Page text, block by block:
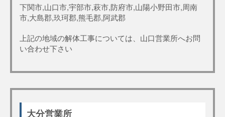
下関市,山口市,宇部市,萩市,防府市,山陽小野田市,周南
市,大島郡,玖珂郡,熊毛郡,阿武郡
上記の地域の解体工事については、山口営業所へお問
い合わせ下さい
大分営業所